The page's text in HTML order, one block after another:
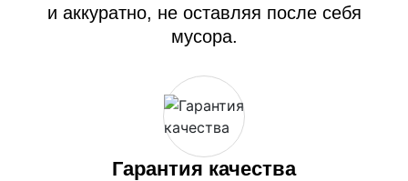
и аккуратно, не оставляя после себя
мусора.
Гарантия качества